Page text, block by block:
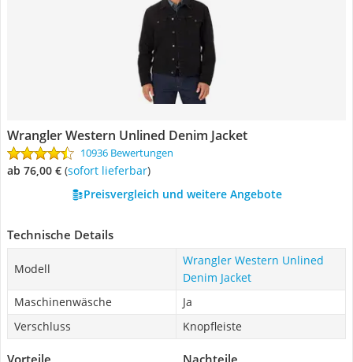
Wrangler Western Unlined Denim Jacket
10936 Bewertungen
ab 76,00 € ( Sofort lieferbar)
Preisvergleich und weitere Angebote
Technische Details
Modell
Wrangler Western Unlined
Denim Jacket
Maschinenwäsche
Ja
Verschluss
Knopfleiste
Vorteile Nachteile